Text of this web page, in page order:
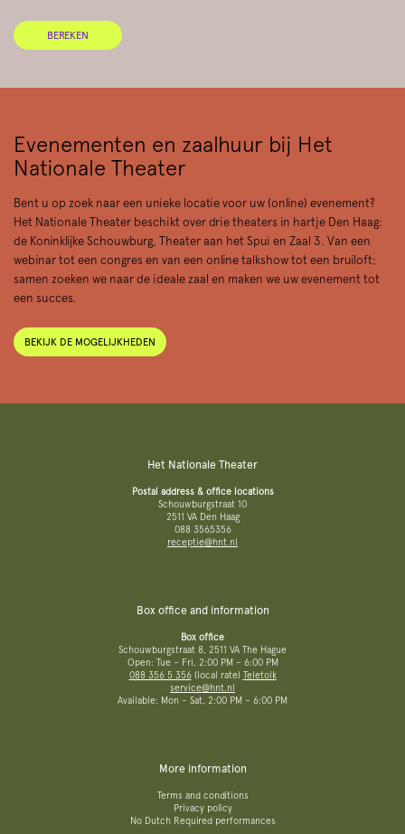
BEREKEN
Evenementen en zaalhuur bij Het
Nationale Theater
Bent u op zoek naar een unieke locatie voor uw (online) evenement?
Het Nationale Theater beschikt over drie theaters in hartje Den Haag:
de Koninklijke Schouwburg, Theater aan het Spui en Zaal 3. Van een
webinar tot een congres en van een online talkshow tot een bruiloft;
samen zoeken we naar de ideale zaal en maken we uw evenement tot
een succes.
BEKIJK DE MOGELIJKHEDEN
Het Nationale Theater
Postal address & office locations
Schouwburgstraat 10
2511 VA Den Haag
088 3565356
receptie@hnt.nl
Box office and information
Box office
Schouwburgstraat 8, 2511 VA The Hague
Open: Tue – Fri, 2:00 PM – 6:00 PM
088 356 5 356(local rate) Teletolk
service@hnt.nl
Available: Mon – Sat, 2:00 PM – 6:00 PM
More information
Terms and conditions
Privacy policy
No Dutch Required performances